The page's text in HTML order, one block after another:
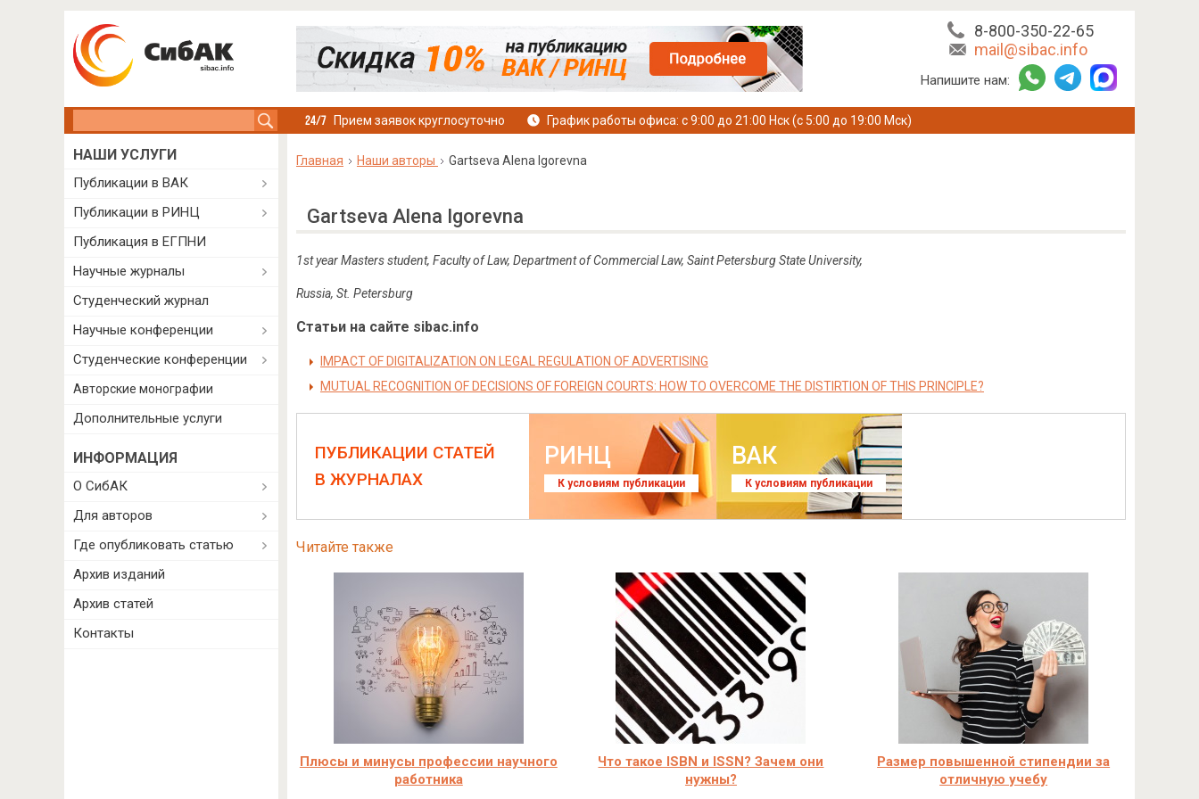
8-800-350-22-65
mail@sibac.info
Напишите нам:
Прием заявок круглосуточно График работы офиса: с 9:00 до 21:00 Нск (с 5:00 до 19:00 Мск)
Главная Наши авторы Gartseva Alena Igorevna
Gartseva Alena Igorevna
1st year Masters student, Faculty of Law, Department of Commercial Law, Saint Petersburg State University,
Russia, St. Petersburg
Статьи на сайте sibac.info
IMPACT OF DIGITALIZATION ON LEGAL REGULATION OF ADVERTISING
MUTUAL RECOGNITION OF DECISIONS OF FOREIGN COURTS: HOW TO OVERCOME THE DISTIRTION OF THIS PRINCIPLE?
ПУБЛИКАЦИИ СТАТЕЙ
В ЖУРНАЛАХ
РИНЦ
К условиям публикации
ВАК
К условиям публикации
Читайте также
Плюсы и минусы профессии научного
работника
Что такое ISBN и ISSN? Зачем они
нужны?
Размер повышенной стипендии за
отличную учебу
НАШИ УСЛУГИ
Публикации в ВАК
Публикации в РИНЦ
Публикация в ЕГПНИ
Научные журналы
Студенческий журнал
Научные конференции
Студенческие конференции
Авторские монографии
Дополнительные услуги
ИНФОРМАЦИЯ
О СибАК
Для авторов
Где опубликовать статью
Архив изданий
Архив статей
Контакты